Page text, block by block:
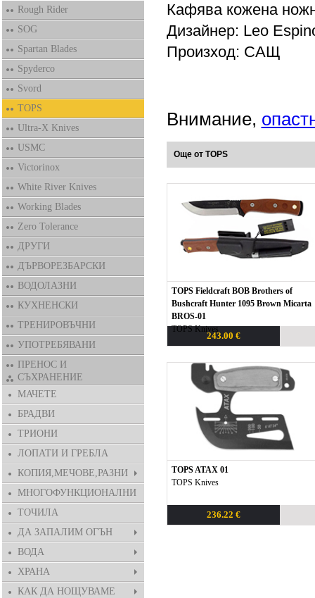
Rough Rider
SOG
Spartan Blades
Spyderco
Svord
TOPS
Ultra-X Knives
USMC
Victorinox
White River Knives
Working Blades
Zero Tolerance
ДРУГИ
ДЪРВОРЕЗБАРСКИ
ВОДОЛАЗНИ
КУХНЕНСКИ
ТРЕНИРОВЪЧНИ
УПОТРЕБЯВАНИ
ПРЕНОС И
СЪХРАНЕНИЕ
МАЧЕТЕ
БРАДВИ
ТРИОНИ
ЛОПАТИ И ГРЕБЛА
КОПИЯ,МЕЧОВЕ,РАЗНИ
МНОГОФУНКЦИОНАЛНИ
ТОЧИЛА
ДА ЗАПАЛИМ ОГЪН
ВОДА
ХРАНА
КАК ДА НОЩУВАМЕ
Кафява кожена
Дизайнер: Leo
Произход: САЩ
Внимание,
Още от TOPS
TOPS Fieldcraft BOB Brothers of
Bushcraft Hunter 1095 Brown Micarta
BROS-01
TOPS Knives
243.00 €
TOPS ATAX 01
TOPS Knives
236.22 €